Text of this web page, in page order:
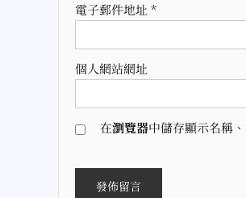
電子郵件地址 *
個人網站網址
在瀏覽器中儲存顯示名稱